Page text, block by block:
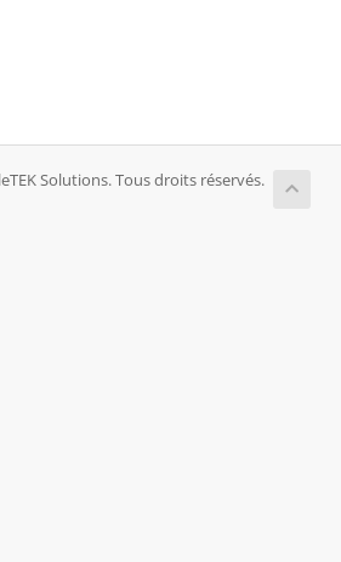
Solutions. Tous droits réservés.